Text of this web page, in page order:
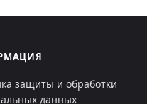
защиты и обработки
данных